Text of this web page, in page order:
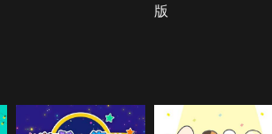
版